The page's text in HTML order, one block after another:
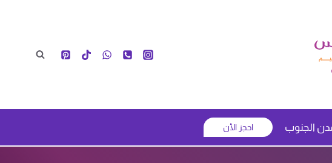
الجنوب احجز الأن